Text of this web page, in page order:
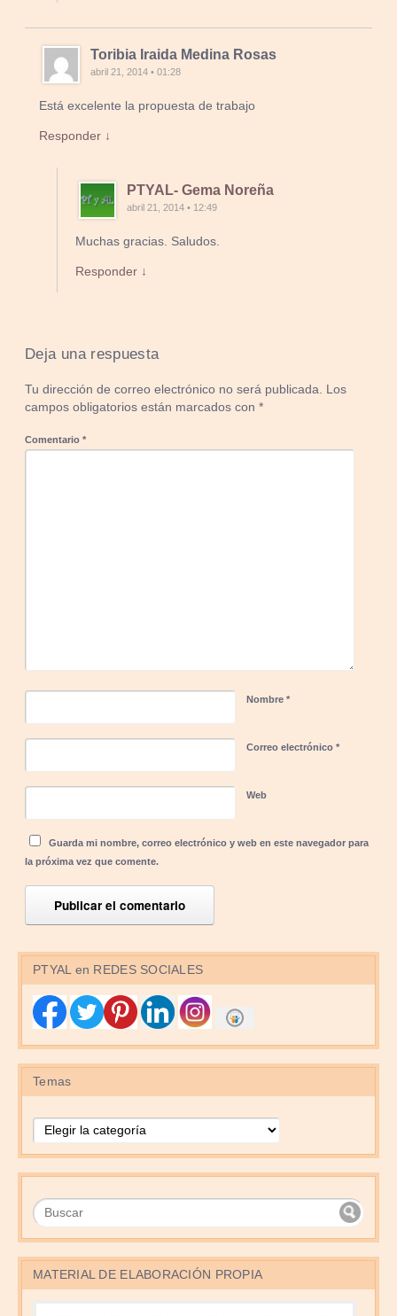
Toribia Iraida Medina Rosas
abril 21, 2014 • 01:28
Está excelente la propuesta de trabajo
Responder ↓
PTYAL- Gema Noreña
abril 21, 2014 • 12:49
Muchas gracias. Saludos.
Responder ↓
Deja una respuesta
Tu dirección de correo electrónico no será publicada.
Los
campos obligatorios están marcados con*
Comentario*
Nombre*
Correo electrónico*
Web
Guarda mi nombre, correo electrónico y web en este navegador para
la próxima vez que comente.
PTYAL en REDES SOCIALES
Temas
MATERIAL DE ELABORACIÓN PROPIA